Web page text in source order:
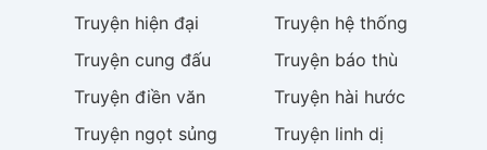
Truyện hiện đại Truyện hệ thống
Truyện cung đấu Truyện báo thù
Truyện điền văn Truyện hài hước
Truyện ngọt sủng Truyện linh dị